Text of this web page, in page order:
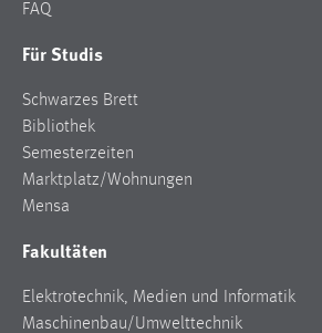
FAQ
Für Studis
Schwarzes Brett
Bibliothek
Semesterzeiten
Marktplatz/Wohnungen
Mensa
Fakultäten
Elektrotechnik, Medien und Informatik
Maschinenbau/Umwelttechnik